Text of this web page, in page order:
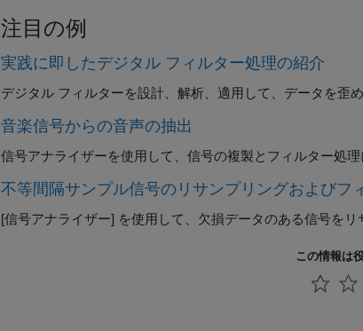
注目の例
実践に即したデジタル フィルター処理の紹介
デジタル フィルターを設計、解析、適用して、データを歪
音楽信号からの音声の抽出
信号アナライザーを使用して、信号の複製とフィルター処
不等間隔サンプル信号のリサンプリングおよびフ
[信号アナライザー] を使用して、欠損データのある信号をリ
この情報は